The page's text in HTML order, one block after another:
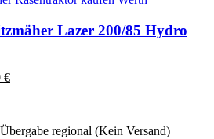
Lazer 200/85 Hydro
€
regional (Kein Versand)